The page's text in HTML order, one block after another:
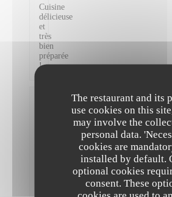
The restaurant and its
use cookies on this
may involve the
personal data.
cookies are
installed by default.
optional cookies
consent. These
Cuisine
délicieuse
et
très
bien
préparée
!
Victoire
Ambiance